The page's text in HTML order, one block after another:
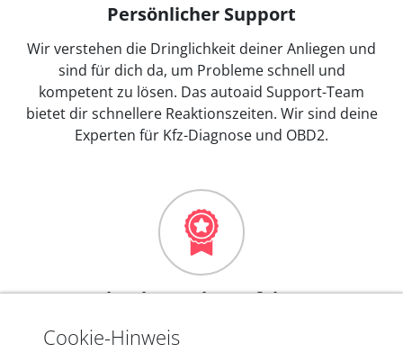
Persönlicher Support
Wir verstehen die Dringlichkeit deiner Anliegen und
sind für dich da, um Probleme schnell und
kompetent zu lösen. Das autoaid Support-Team
bietet dir schnellere Reaktionszeiten. Wir sind deine
Experten für Kfz-Diagnose und OBD2.
Mehr als 10 Jahre Erfahrung
In den Kfz-Diagnosegeräten von autoaid stecken
Cookie-Hinweis